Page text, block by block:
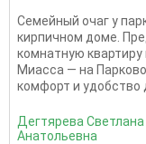
Семейный очаг у
кирпичном доме.
комнатную
Миасса — на
комфорт и удобство
Дегтярева Светлана
Анатольевна